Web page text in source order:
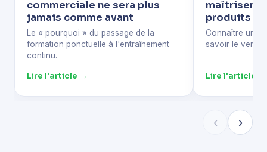
commerciale ne sera plus
jamais comme avant
Le « pourquoi » du passage de la
formation ponctuelle à l'entraînement
continu.
Lire l'article →
produits ?
Connaître un
savoir le
Lire l'article →
‹ ›